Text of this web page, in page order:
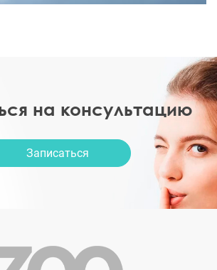
на консультацию
Записаться